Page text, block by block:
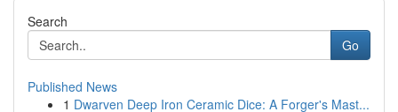
Search
Go
Published News
1 Dwarven Deep Iron Ceramic Dice: A Forger's Mast...